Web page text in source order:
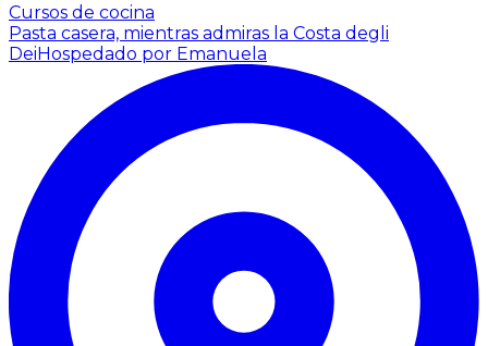
Cursos de cocina
Pasta casera, mientras admiras la Costa degli
DeiHospedado por Emanuela